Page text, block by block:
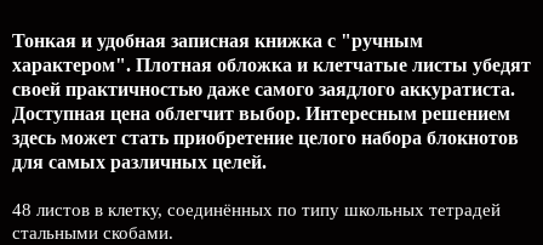
Тонкая и удобная записная книжка с "ручным
характером". Плотная обложка и клетчатые листы убедят
своей практичностью даже самого заядлого аккуратиста.
Доступная цена облегчит выбор. Интересным решением
здесь может стать приобретение целого набора блокнотов
для самых различных целей.
48 листов в клетку, соединённых по типу школьных тетрадей
стальными скобами.